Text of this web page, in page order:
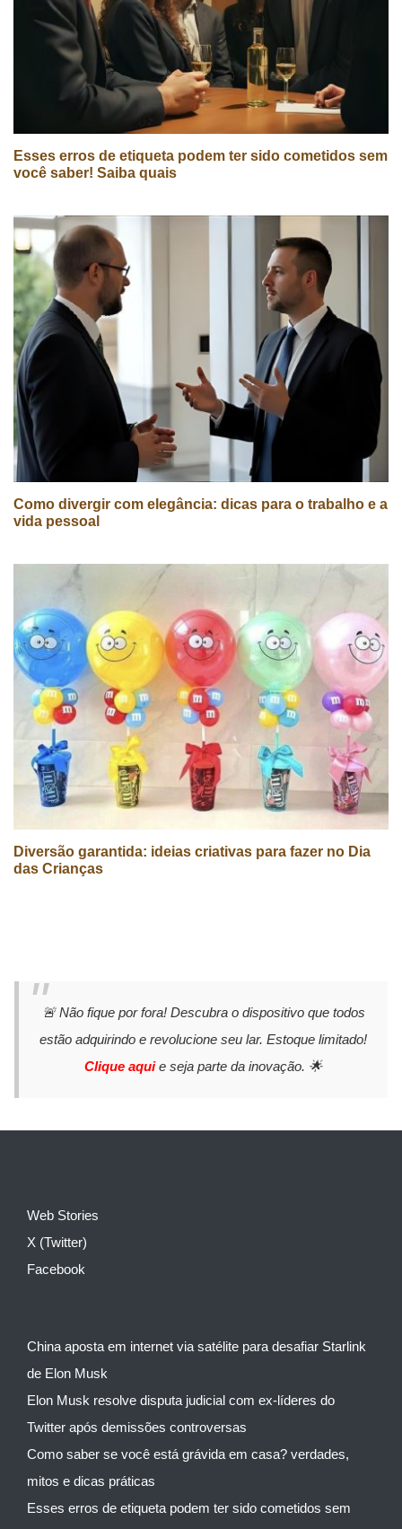
Esses erros de etiqueta podem ter sido cometidos sem
você saber! Saiba quais
Como divergir com elegância: dicas para o trabalho e a
vida pessoal
Diversão garantida: ideias criativas para fazer no Dia
das Crianças
🚨 Não fique por fora! Descubra o dispositivo que todos
estão adquirindo e revolucione seu lar. Estoque limitado!
Clique aquie seja parte da inovação. 🌟
Web Stories
X (Twitter)
Facebook
China aposta em internet via satélite para desafiar Starlink
de Elon Musk
Elon Musk resolve disputa judicial com ex-líderes do
Twitter após demissões controversas
Como saber se você está grávida em casa? verdades,
mitos e dicas práticas
Esses erros de etiqueta podem ter sido cometidos sem